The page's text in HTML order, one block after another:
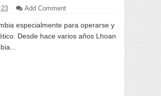
Add Comment
especialmente para operarse y
Desde hace varios años Lhoan